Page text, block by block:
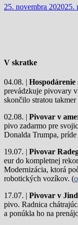
25. novembra 202025.
V skratke
04.08. | Hospodárenie
prevádzkuje pivovary
skončilo stratou
02.08. | Pivovar v
pivo zadarmo pre
Donalda Trumpa,
19.07. | Pivovar
eur do kompletnej
Modernizácia, ktorá
robotických vozíkov. (
17.07. | Pivovar v
pivo. Radnica
a ponúkla ho na